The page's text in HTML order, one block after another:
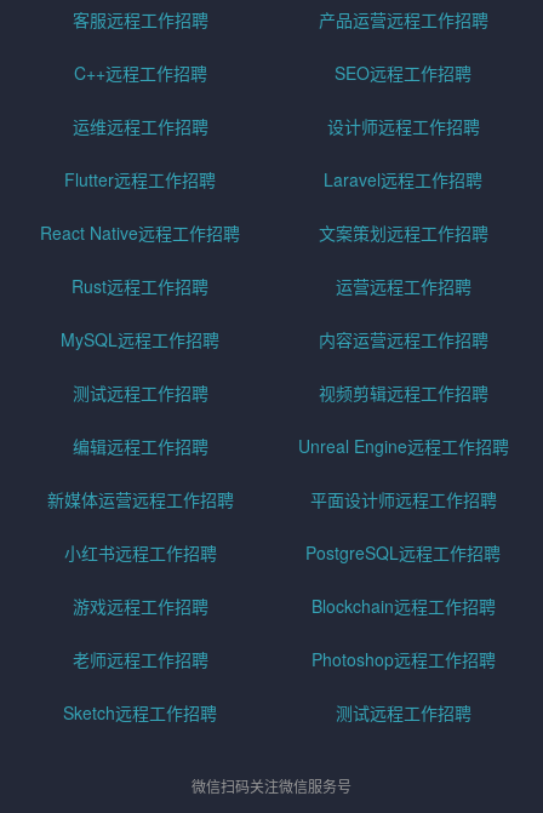
客服远程工作招聘 产品运营远程工作招聘
C++远程工作招聘 SEO远程工作招聘
运维远程工作招聘 设计师远程工作招聘
Flutter远程工作招聘 Laravel远程工作招聘
React Native远程工作招聘 文案策划远程工作招聘
Rust远程工作招聘 运营远程工作招聘
MySQL远程工作招聘 内容运营远程工作招聘
测试远程工作招聘 视频剪辑远程工作招聘
编辑远程工作招聘 Unreal Engine远程工作招聘
新媒体运营远程工作招聘 平面设计师远程工作招聘
小红书远程工作招聘 PostgreSQL远程工作招聘
游戏远程工作招聘 Blockchain远程工作招聘
老师远程工作招聘 Photoshop远程工作招聘
Sketch远程工作招聘 测试远程工作招聘
微信扫码关注微信服务号